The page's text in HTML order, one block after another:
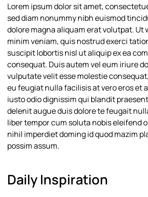
Lorem ipsum dolor sit amet,
sed diam nonummy nibh euismod
dolore magna aliquam erat volutpat. Ut
minim veniam, quis nostrud exerci
suscipit lobortis nisl ut aliquip ex ea
consequat. Duis autem vel eum iriure
vulputate velit esse molestie
eu feugiat nulla facilisis at vero eros et
iusto odio dignissim qui blandit
delenit augue duis dolore te feugait
liber tempor cum soluta nobis eleifend
nihil imperdiet doming id quod mazim
possim assum.
Daily Inspiration